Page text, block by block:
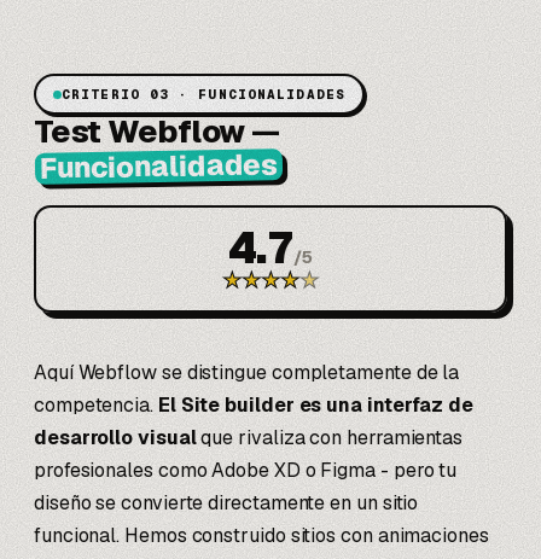
CRITERIO 03 · FUNCIONALIDADES
Test Webflow—
Funcionalidades
4.7/5
★★★★★
Aquí Webflow se distingue completamente de la
competencia. El Site builder es una interfaz de
desarrollo visualque rivaliza con herramientas
profesionales como Adobe XD o Figma - pero tu
diseño se convierte directamente en un sitio
funcional. Hemos construido sitios con animaciones